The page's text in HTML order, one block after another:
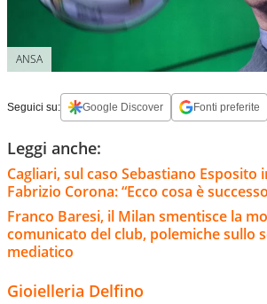
ANSA
Seguici su: Google Discover Fonti preferite
Leggi anche:
Cagliari, sul caso Sebastiano Esposito
Fabrizio Corona: “Ecco cosa è
Franco Baresi, il Milan smentisce la
comunicato del club, polemiche sullo
mediatico
Gioielleria Delfino